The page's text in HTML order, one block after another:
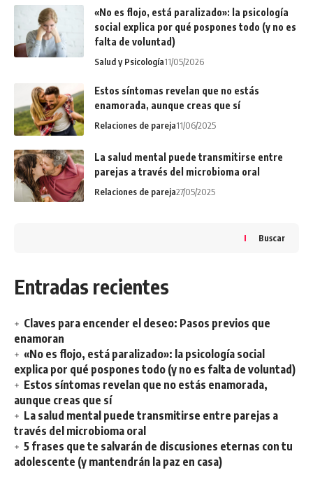
«No es flojo, está paralizado»: la psicología
social explica por qué pospones todo (y no es
falta de voluntad)
Salud y Psicología11/05/2026
Estos síntomas revelan que no estás
enamorada, aunque creas que sí
Relaciones de pareja11/06/2025
La salud mental puede transmitirse entre
parejas a través del microbioma oral
Relaciones de pareja27/05/2025
Buscar
Entradas recientes
Claves para encender el deseo: Pasos previos que
enamoran
«No es flojo, está paralizado»: la psicología social
explica por qué pospones todo (y no es falta de voluntad)
Estos síntomas revelan que no estás enamorada,
aunque creas que sí
La salud mental puede transmitirse entre parejas a
través del microbioma oral
5 frases que te salvarán de discusiones eternas con tu
adolescente (y mantendrán la paz en casa)